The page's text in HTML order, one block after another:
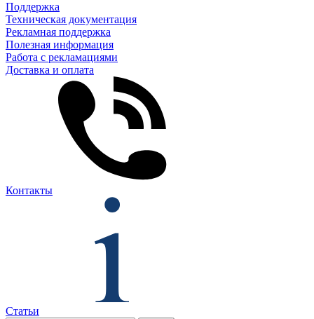
Поддержка
Техническая документация
Рекламная поддержка
Полезная информация
Работа с рекламациями
Доставка и оплата
Контакты
Статьи